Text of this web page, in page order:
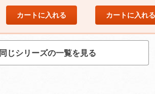
カートに入れる カートに入れる
同じシリーズの一覧を見る